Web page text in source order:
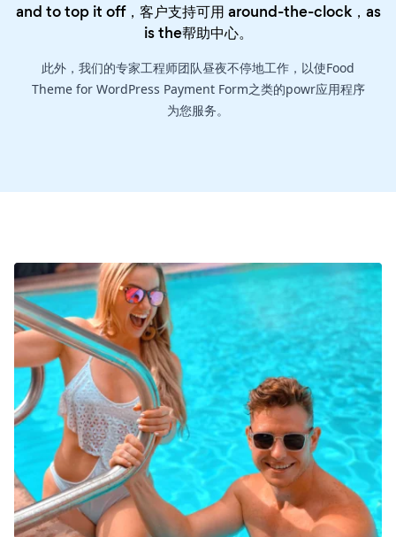
and to top it off，客户支持可用 around-the-clock，as
is the帮助中心。
此外，我们的专家工程师团队昼夜不停地工作，以使Food
Theme for WordPress Payment Form之类的powr应用程序
为您服务。